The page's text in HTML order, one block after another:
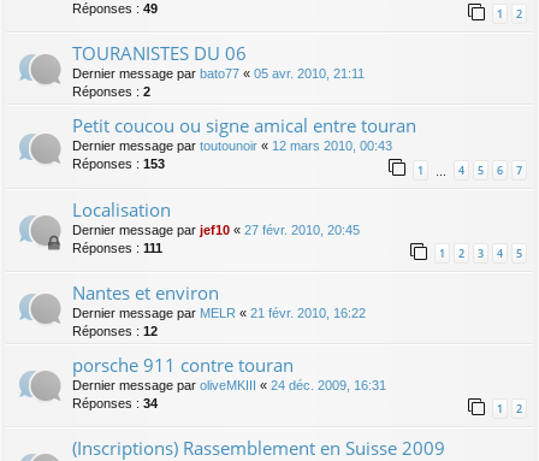
Réponses : 49 1 2
TOURANISTES DU 06
Dernier message par bato77 « 05 avr. 2010, 21:11
Réponses : 2
Petit coucou ou signe amical entre touran
Dernier message par toutounoir « 12 mars 2010, 00:43
Réponses : 153 1 4 5 6 7
Localisation
Dernier message par jef10 « 27 févr. 2010, 20:45
Réponses : 111 1 2 3 4 5
Nantes et environ
Dernier message par MELR « 21 févr. 2010, 16:22
Réponses : 12
porsche 911 contre touran
Dernier message par oliveMKIII « 24 déc. 2009, 16:31
Réponses : 34 1 2
(Inscriptions) Rassemblement en Suisse 2009